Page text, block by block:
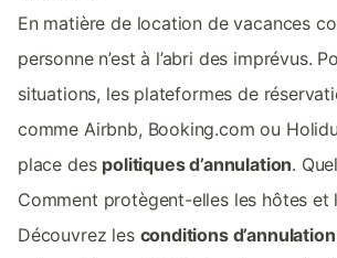
En matière de location de vacances
personne n’est à l’abri des imprévus.
situations, les plateformes de
comme Airbnb, Booking.com ou
place des politiques d’annulation.
Comment protègent-elles les hôtes et
Découvrez les conditions